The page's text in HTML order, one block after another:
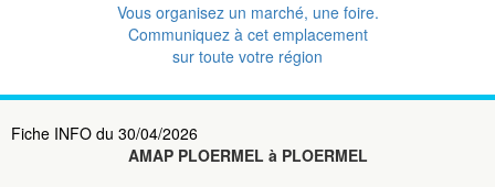
Vous organisez un marché, une foire.
Communiquez à cet emplacement
sur toute votre région
Fiche INFO du 30/04/2026
AMAP PLOERMEL à PLOERMEL